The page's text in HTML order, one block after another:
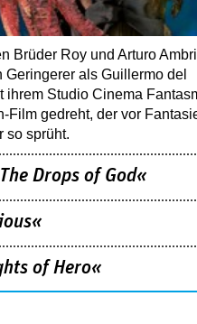
Brüder Roy und Arturo
Geringerer als Guillermo del
ihrem Studio Cinema
Film gedreht, der vor
so sprüht.
Drops of God«
of Hero«